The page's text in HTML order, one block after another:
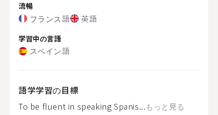
流暢
フランス語 英語
学習中の言語
スペイン語
語学学習の目標
To be fluent in speaking Spanis...もっと見る